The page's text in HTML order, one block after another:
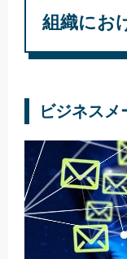
組織にお
ビジネスメ